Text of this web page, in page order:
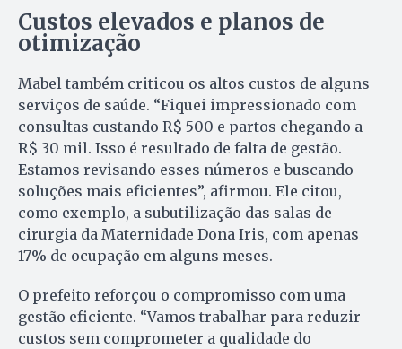
Custos elevados e planos de
otimização
Mabel também criticou os altos custos de alguns
serviços de saúde. “Fiquei impressionado com
consultas custando R$ 500 e partos chegando a
R$ 30 mil. Isso é resultado de falta de gestão.
Estamos revisando esses números e buscando
soluções mais eficientes”, afirmou. Ele citou,
como exemplo, a subutilização das salas de
cirurgia da Maternidade Dona Iris, com apenas
17% de ocupação em alguns meses.
O prefeito reforçou o compromisso com uma
gestão eficiente. “Vamos trabalhar para reduzir
custos sem comprometer a qualidade do